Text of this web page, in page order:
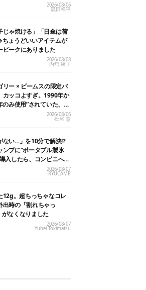
2026/08/06
黒田祥平
じゃ焼ける」「日傘は荷
ょうどいいアイテムが
ピークにありました
2026/08/08
内舘 綾子
リー × ビームスの限定バ
カッコよすぎ。1990年か
のみ使用”されていた、紫
2026/08/06
松尾 慧
ない…」を10分で解決!?
ンプに“ポータブル製氷
入したら、コンビニへ走
2026/08/07
RYUCAMP
12g。超ちっちゃなコレ
出時の「割れちゃっ
なくなりました
2026/08/07
Yuhei Tokimatsu